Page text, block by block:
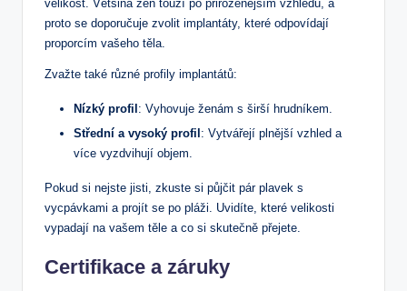
velikost. Většina žen touží po přirozenějším vzhledu, a
proto se doporučuje zvolit implantáty, které odpovídají
proporcím vašeho těla.
Zvažte také různé profily implantátů:
Nízký profil: Vyhovuje ženám s širší hrudníkem.
Střední a vysoký profil : Vytvářejí plnější vzhled a
více vyzdvihují objem.
Pokud si nejste jisti, zkuste si půjčit pár plavek s
vycpávkami a projít se po pláži. Uvidíte, které velikosti
vypadají na vašem těle a co si skutečně přejete.
Certifikace a záruky